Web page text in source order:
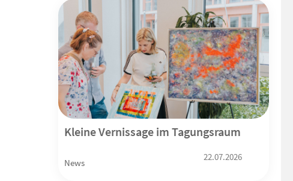
Kleine Vernissage im Tagungsraum
News
22.07.2026